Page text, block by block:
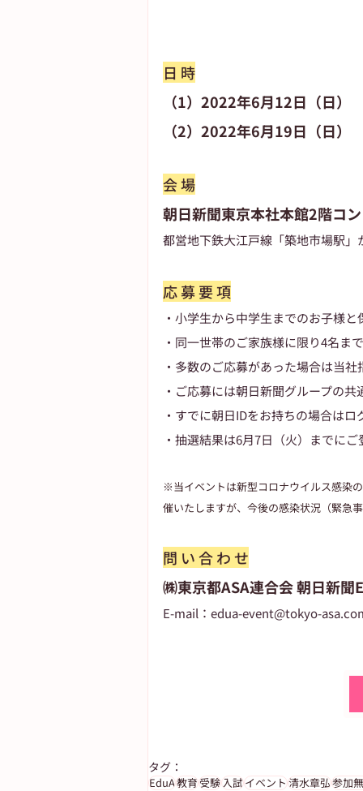
日 時
（1）2022年6月12日（日）
（2）2022年6月19日（日）
会 場
朝日新聞東京本社本館2階コン
都営地下鉄大江戸線「築地市場駅」
応 募 要 項
・小学生から中学生までのお子様と
・同一世帯のご家族様に限り4名ま
・多数のご応募があった場合は当
・ご応募には朝日新聞グループの共
・すでに朝日IDをお持ちの場合はロ
・抽選結果は6月7日（火）までに
※当イベントは新型コロナウイルス感染
催いたしますが、今後の感染状況（緊急
問 い 合 わ せ
㈱東京都ASA連合会 朝日新聞
E-mail：edua-event@tokyo-
タグ：
EduA教育 受験入試イベント 清水章弘参加